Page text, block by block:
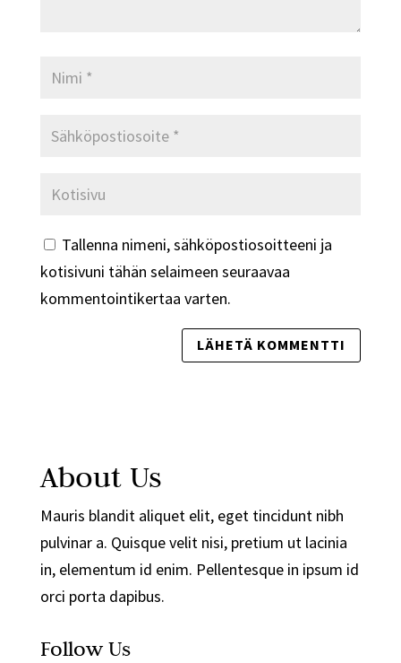
Tallenna nimeni, sähköpostiosoitteeni ja
kotisivuni tähän selaimeen seuraavaa
kommentointikertaa varten.
About Us
Mauris blandit aliquet elit, eget tincidunt nibh
pulvinar a. Quisque velit nisi, pretium ut lacinia
in, elementum id enim. Pellentesque in ipsum id
orci porta dapibus.
Follow Us